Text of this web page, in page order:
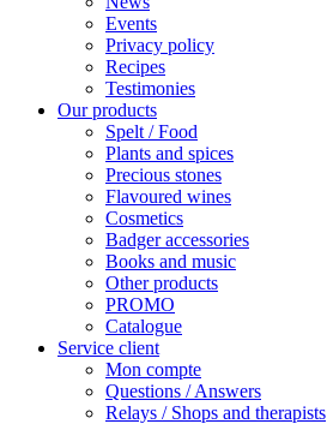
Events
Privacy policy
Recipes
Testimonies
Our products
Spelt / Food
Plants and spices
Precious stones
Flavoured wines
Cosmetics
Badger accessories
Books and music
Other products
PROMO
Catalogue
Service client
Mon compte
Questions / Answers
Relays / Shops and therapists